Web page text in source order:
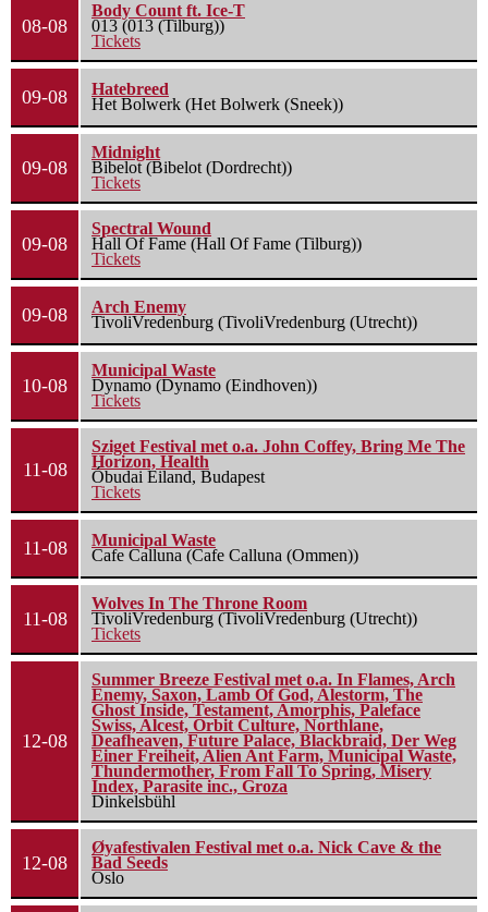
08-08
Body Count ft. Ice-T
013 (013 (Tilburg))
Tickets
09-08
Hatebreed
Het Bolwerk (Het Bolwerk (Sneek))
09-08
Midnight
Bibelot (Bibelot (Dordrecht))
Tickets
09-08
Spectral Wound
Hall Of Fame (Hall Of Fame (Tilburg))
Tickets
09-08
Arch Enemy
TivoliVredenburg (TivoliVredenburg (Utrecht))
10-08
Municipal Waste
Dynamo (Dynamo (Eindhoven))
Tickets
11-08
Sziget Festival met o.a. John Coffey, Bring Me The
Horizon, Health
Óbudai Eiland, Budapest
Tickets
11-08
Municipal Waste
Cafe Calluna (Cafe Calluna (Ommen))
11-08
Wolves In The Throne Room
TivoliVredenburg (TivoliVredenburg (Utrecht))
Tickets
12-08
Summer Breeze Festival met o.a. In Flames, Arch
Enemy, Saxon, Lamb Of God, Alestorm, The
Ghost Inside, Testament, Amorphis, Paleface
Swiss, Alcest, Orbit Culture, Northlane,
Deafheaven, Future Palace, Blackbraid, Der Weg
Einer Freiheit, Alien Ant Farm, Municipal Waste,
Thundermother, From Fall To Spring, Misery
Index, Parasite inc., Groza
Dinkelsbühl
12-08
Øyafestivalen Festival met o.a. Nick Cave & the
Bad Seeds
Oslo